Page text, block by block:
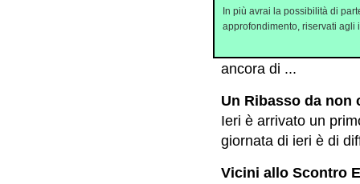
Short sul Cavaliere
La settimana
ancora di ...
Un Ribasso da non
Ieri è arrivato un
giornata di ieri è di
Vicini allo Scontro
In più avrai la possibilità di
approfondimento, riservati agli